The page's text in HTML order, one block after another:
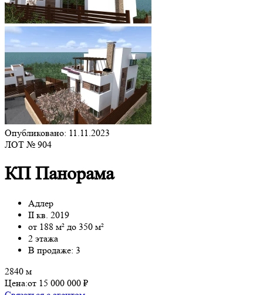
Опубликовано: 11.11.2023
ЛОТ № 904
КП Панорама
Адлер
II кв. 2019
от 188 м² до 350 м²
2 этажа
В продаже: 3
2840 м
Цена:от 15 000 000 ₽